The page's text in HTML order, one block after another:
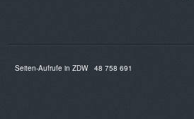
Seiten-Aufrufe in ZDW 48 758 691